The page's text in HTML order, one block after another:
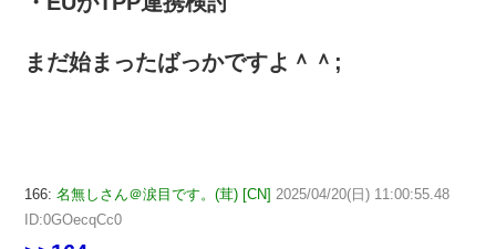
まだ始まったばっかですよ＾＾;
166: 名無しさん＠涙目です。(茸) [CN] 2025/04/20(日) 11:00:55.48
ID:0GOecqCc0